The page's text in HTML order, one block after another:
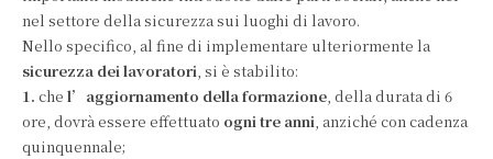
nel settore della sicurezza sui luoghi di lavoro.
Nello specifico, al fine di implementare ulteriormente la
sicurezza dei lavoratori, si è stabilito:
1. che l’aggiornamento della formazione, della durata di 6
ore, dovrà essere effettuato ogni tre anni, anziché con cadenza
quinquennale;